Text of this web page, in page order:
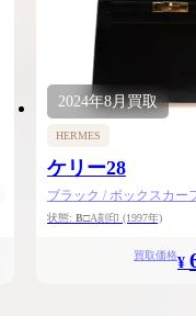
2024年8月買取
HERMES
ケリー28
ブラック / ボックスカー
状態: B□A刻印 (1997年)
買取価格¥